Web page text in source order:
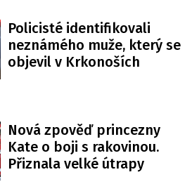
Policisté identifikovali
neznámého muže, který se
objevil v Krkonoších
Nová zpověď princezny
Kate o boji s rakovinou.
Přiznala velké útrapy